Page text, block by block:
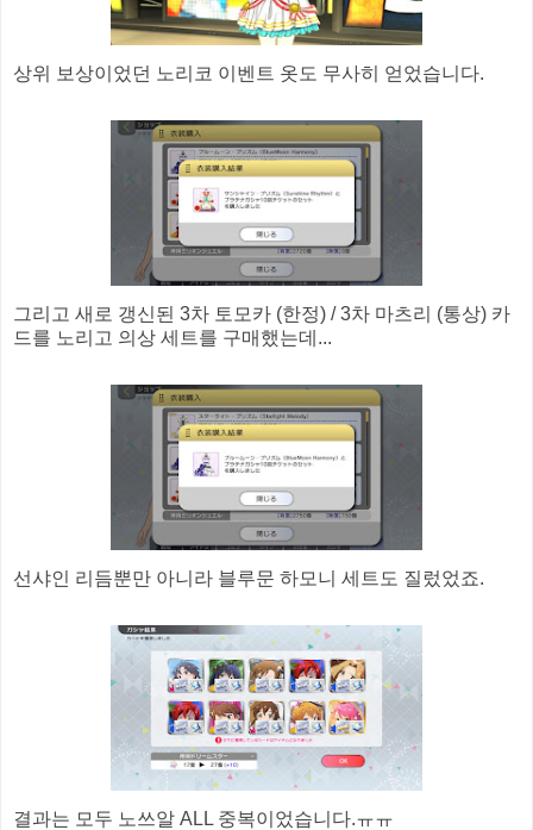
상위 보상이었던 노리코 이벤트 옷도 무사히 얻었습니다.
그리고 새로 갱신된 3차 토모카 (한정) / 3차 마츠리 (통상) 카
드를 노리고 의상 세트를 구매했는데...
선샤인 리듬뿐만 아니라 블루문 하모니 세트도 질렀었죠.
결과는 모두 노쓰알 ALL 중복이었습니다.ㅠㅠ